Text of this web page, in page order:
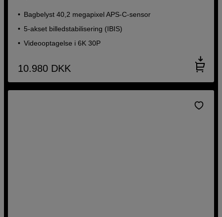
Bagbelyst 40,2 megapixel APS-C-sensor
5-akset billedstabilisering (IBIS)
Videooptagelse i 6K 30P
10.980 DKK